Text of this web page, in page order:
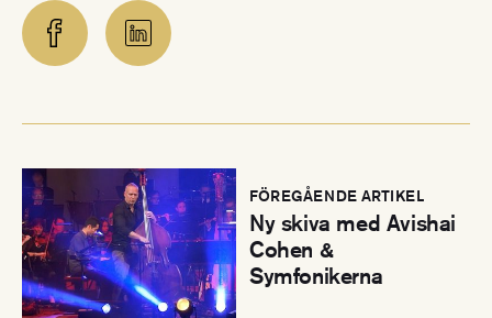
FÖREGÅENDE ARTIKEL:
Ny skiva med Avishai
Cohen &
Symfonikerna